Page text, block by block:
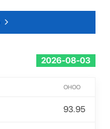
2026-08-03
ОНОО
93.95